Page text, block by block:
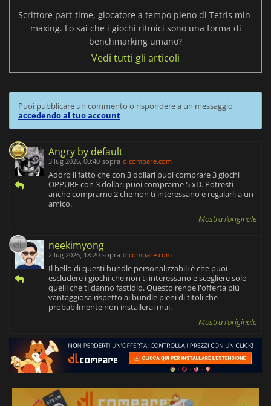
Scrittore part-time, giocatore a tempo pieno di Tetris min-
maxing. Lo sai che i giochi ritmici sono una forma di
benchmarking umano?
Vedi tutti gli articoli
Puoi pubblicare un commento o rispondere a un messaggio
accedendo al tuo account
Angry by default
3 lug 2026, 00:40 sopra dlcompare.com
Adoro il fatto che con 3 dollari puoi comprare 3 giochi
OPPURE con 3 dollari puoi comprarne 5 xD. Potresti
anche comprarne 2 che non ti interessano e regalarli a un
amico.
Mostra l'originale
neekimyong
2 lug 2026, 18:20 sopra dlcompare.com
Il bello di questi bundle personalizzabili è che puoi
escludere i giochi che non ti interessano e scegliere solo
quelli che ti danno fastidio. Questo rende l'offerta più
vantaggiosa rispetto ai bundle pieni di titoli che
probabilmente non installerai mai.
Mostra l'originale